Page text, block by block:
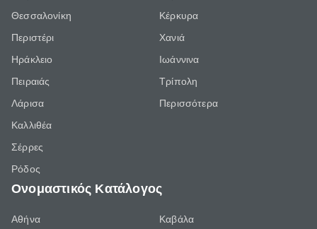
Θεσσαλονίκη
Περιστέρι
Ηράκλειο
Πειραιάς
Λάρισα
Καλλιθέα
Σέρρες
Ρόδος
Κέρκυρα
Χανιά
Ιωάννινα
Τρίπολη
Περισσότερα
Ονομαστικός Κατάλογος
Αθήνα Καβάλα